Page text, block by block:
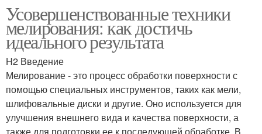
Усовершенствованные техники
мелирования: как достичь
идеального результата
H2 Введение
Мелирование - это процесс обработки поверхности с
помощью специальных инструментов, таких как мели,
шлифовальные диски и другие. Оно используется для
улучшения внешнего вида и качества поверхности, а